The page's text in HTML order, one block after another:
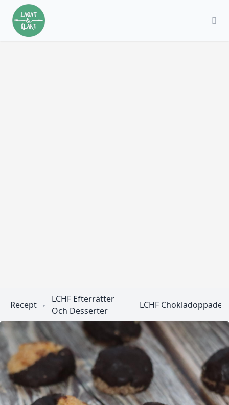
Recept
LCHF Efterrätter
Och Desserter
LCHF Chokladoppade